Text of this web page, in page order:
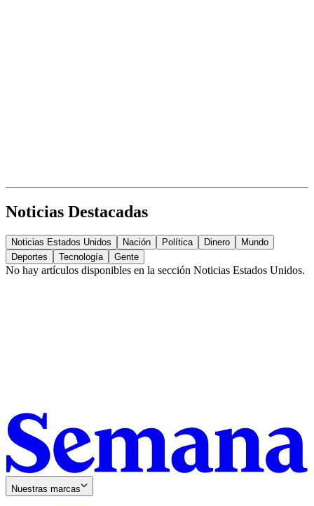
Noticias Destacadas
Noticias Estados Unidos Nación Política Dinero
Mundo
Deportes
Tecnología Gente
No hay artículos disponibles en la sección Noticias Estados Unidos.
Nuestras marcas